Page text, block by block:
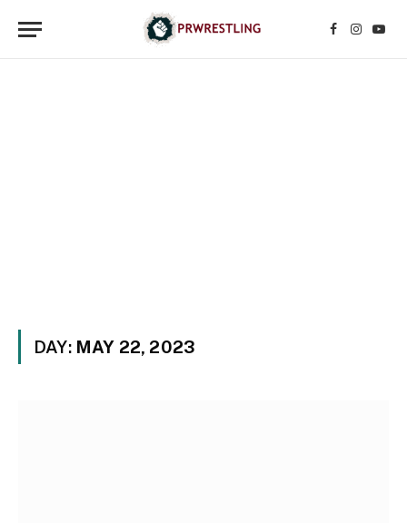
Facebook
DAY: MAY 22, 2023